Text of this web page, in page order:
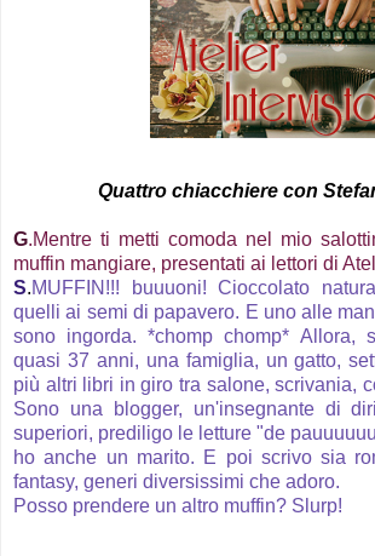
Quattro chiacchiere con
G.Mentre ti metti comoda nel mio
muffin mangiare, presentati ai lettori di
S.MUFFIN!!! buuuoni! Cioccolato
quelli ai semi di papavero. E uno alle
sono ingorda. *chomp chomp* Allora,
quasi 37 anni, una famiglia, un gatto,
più altri libri in giro tra salone, scrivania,
Sono una blogger, un'insegnante di
superiori, prediligo le letture "de
ho anche un marito. E poi scrivo sia
fantasy, generi diversissimi che adoro.
Posso prendere un altro muffin? Slurp!